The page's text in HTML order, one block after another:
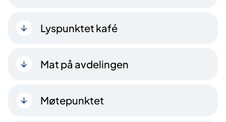
Lyspunktet kafé
Mat på avdelingen
Møtepunktet